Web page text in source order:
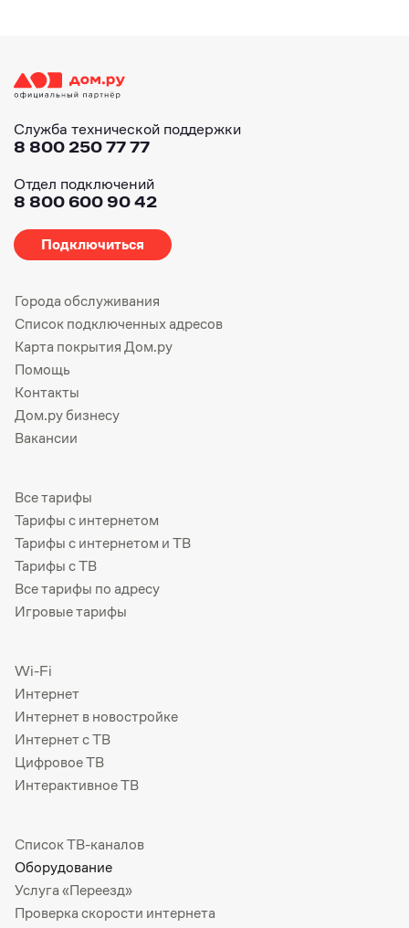
Служба технической поддержки
8 800 250 77 77
Отдел подключений
8 800 600 90 42
Подключиться
Города обслуживания
Список подключенных адресов
Карта покрытия Дом.ру
Помощь
Контакты
Дом.ру бизнесу
Вакансии
Все тарифы
Тарифы с интернетом
Тарифы с интернетом и ТВ
Тарифы с ТВ
Все тарифы по адресу
Игровые тарифы
Wi-Fi
Интернет
Интернет в новостройке
Интернет с ТВ
Цифровое ТВ
Интерактивное ТВ
Список ТВ-каналов
Оборудование
Услуга «Переезд»
Проверка скорости интернета